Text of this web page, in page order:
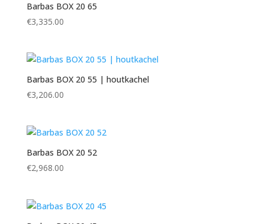
Barbas BOX 20 65
€3,335.00
Barbas BOX 20 55 | houtkachel
€3,206.00
Barbas BOX 20 52
€2,968.00